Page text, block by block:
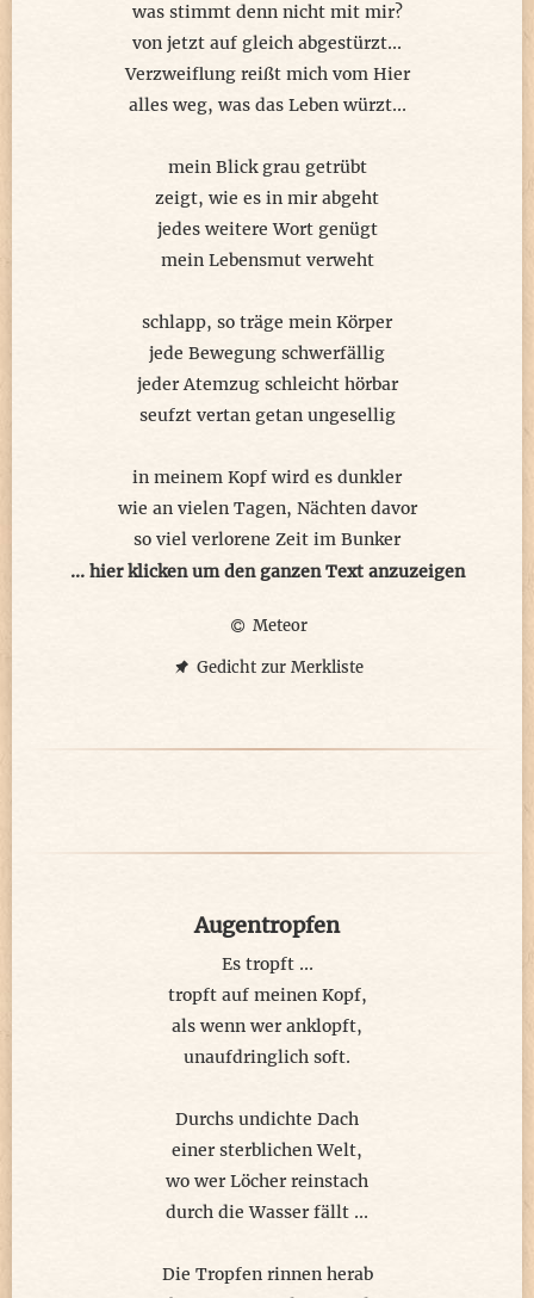
was stimmt denn nicht mit mir?
von jetzt auf gleich abgestürzt...
Verzweiflung reißt mich vom Hier
alles weg, was das Leben würzt...
mein Blick grau getrübt
zeigt, wie es in mir abgeht
jedes weitere Wort genügt
mein Lebensmut verweht
schlapp, so träge mein Körper
jede Bewegung schwerfällig
jeder Atemzug schleicht hörbar
seufzt vertan getan ungesellig
in meinem Kopf wird es dunkler
wie an vielen Tagen, Nächten davor
so viel verlorene Zeit im Bunker
Verzweiflung kettet mich ans Tor
keine Träne dringt hinaus
mich schauderts, weil es innen rinnt
ob der einsamen Ängste
ob der düsteren Gespenste'
bis der Moment endlich kommt
wo die Sonne langsam am Horizont
wo meine Furcht sich verformt
als Schimmer zum Leben anspôrnt
~∆~
unser Gehirn ist extrem komplex
mit Triggern, Hormonen zugesetzt
wüsste man warum, wäre man
... hier klicken um den ganzen Text anzuzeigen
Meteor
Gedicht zur Merkliste
Augentropfen
Es tropft ...
tropft auf meinen Kopf,
als wenn wer anklopft,
unaufdringlich soft.
Durchs undichte Dach
einer sterblichen Welt,
wo wer Löcher reinstach
durch die Wasser fällt ...
Die Tropfen rinnen herab